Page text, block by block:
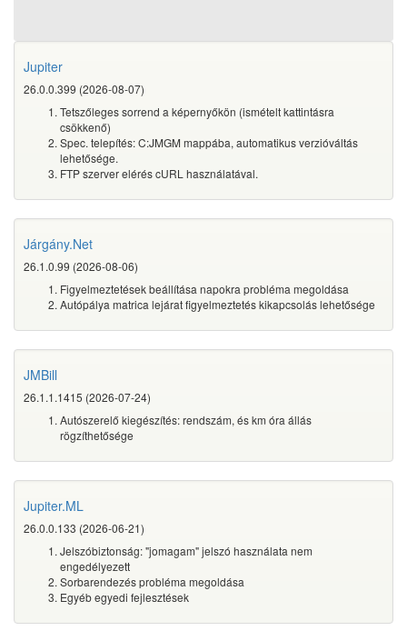
Jupiter
26.0.0.399 (2026-08-07)
Tetszőleges sorrend a képernyőkön (ismételt kattintásra
csökkenő)
Spec. telepítés: C:JMGM mappába, automatikus verzióváltás
lehetősége.
FTP szerver elérés cURL használatával.
Járgány.Net
26.1.0.99 (2026-08-06)
Figyelmeztetések beállítása napokra probléma megoldása
Autópálya matrica lejárat figyelmeztetés kikapcsolás lehetősége
JMBill
26.1.1.1415 (2026-07-24)
Autószerelő kiegészítés: rendszám, és km óra állás
rögzíthetősége
Jupiter.ML
26.0.0.133 (2026-06-21)
Jelszóbiztonság: "jomagam" jelszó használata nem
engedélyezett
Sorbarendezés probléma megoldása
Egyéb egyedi fejlesztések